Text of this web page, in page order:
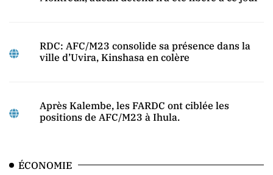
RDC: AFC/M23 consolide sa présence dans la
ville d’Uvira, Kinshasa en colère
Après Kalembe, les FARDC ont ciblée les
positions de AFC/M23 à Ihula.
ÉCONOMIE